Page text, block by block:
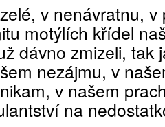
v nenávratnu, v
motýlích křídel
dávno zmizeli, tak
nezájmu, v
v našem
na